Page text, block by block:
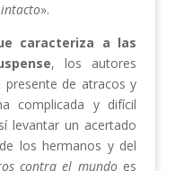
».
caracteriza a las
, los autores
de atracos y
complicada y difícil
levantar un acertado
los hermanos y del
contra el mundoes